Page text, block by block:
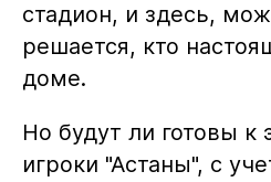
стадион, и здесь,
решается, кто
доме.
Но будут ли готовы к
игроки "Астаны", с